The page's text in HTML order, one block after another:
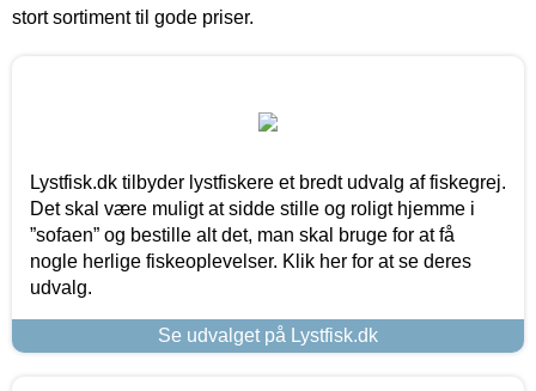
stort sortiment til gode priser.
Lystfisk.dk tilbyder lystfiskere et bredt udvalg af fiskegrej.
Det skal være muligt at sidde stille og roligt hjemme i
”sofaen” og bestille alt det, man skal bruge for at få
nogle herlige fiskeoplevelser. Klik her for at se deres
udvalg.
Se udvalget på Lystfisk.dk